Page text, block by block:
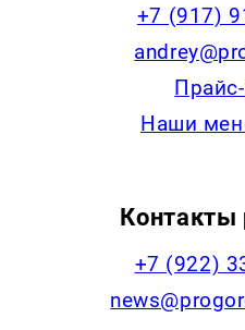
+7 (917)
Наши
Контакты
+7 (922)